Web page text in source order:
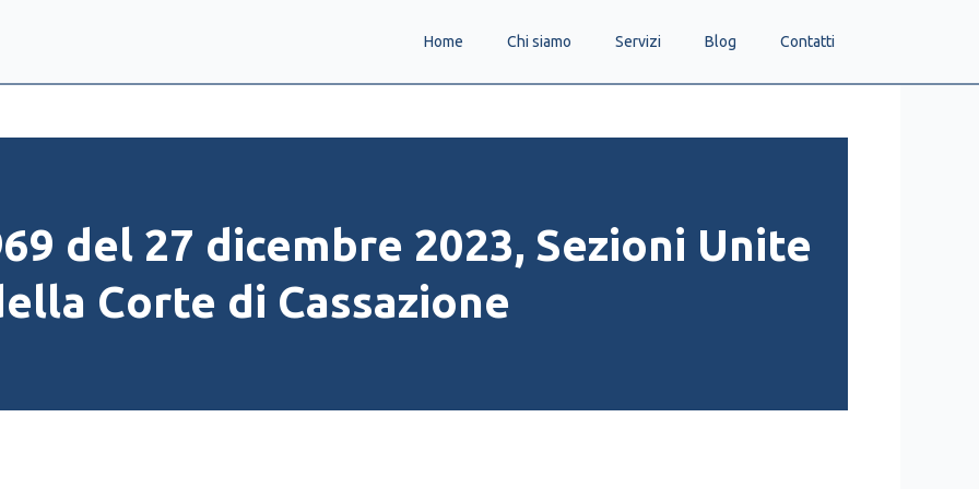
Home Chi siamo Servizi Blog Contatti
del 27 dicembre 2023, Sezioni Unite
Corte di Cassazione